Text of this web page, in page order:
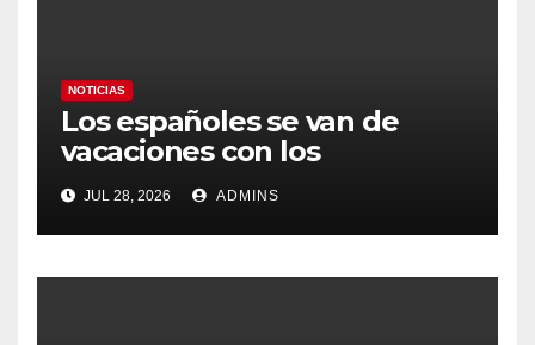
NOTICIAS
Los españoles se van de
vacaciones con los
carburantes hasta un 21%
más caros que el año pasado
y los hoteles disparados
JUL 28, 2026 ADMINS